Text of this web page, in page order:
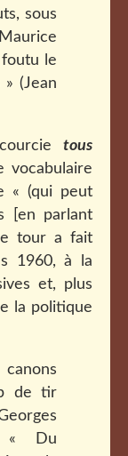
sous
foutu le
(Jean
tous
vocabulaire
« (qui peut
[en parlant
tour a fait
1960, à la
et, plus
la politique
de tir
« Du